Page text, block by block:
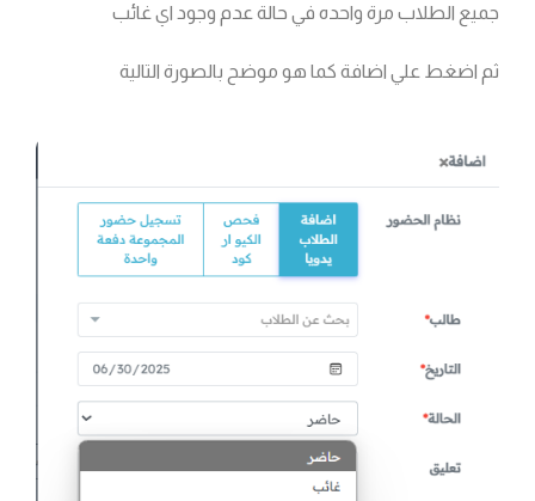
جميع الطلاب مرة واحده في حالة عدم وجود اي غائب
ثم اضغط علي اضافة كما هو موضح بالصورة التالية